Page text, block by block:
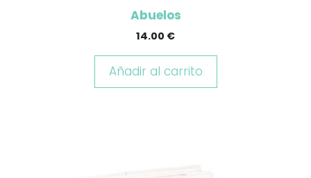
Abuelos
14.00 €
Añadir al carrito